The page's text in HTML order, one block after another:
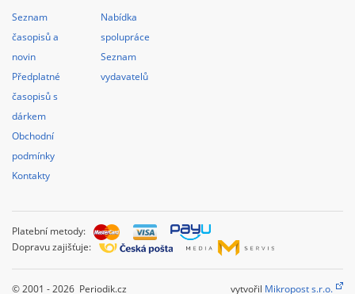
Seznam
časopisů a
novin
Předplatné
časopisů s
dárkem
Obchodní
podmínky
Kontakty
Nabídka
spolupráce
Seznam
vydavatelů
Platební metody:
Dopravu zajišťuje:
© 2001 - 2026 Periodik.cz vytvořil Mikropost s.r.o.